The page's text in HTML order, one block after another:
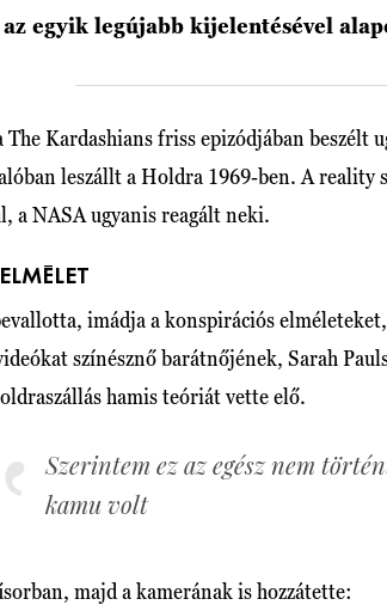
egyik legújabb kijelentésével
The Kardashians friss epizódjában beszélt
leszállt a Holdra 1969-ben. A reality
a NASA ugyanis reagált neki.
imádja a konspirációs
színésznő barátnőjének, Sarah
hamis teóriát vette elő.
Szerintem ez az egész nem
kamu volt
majd a kamerának is hozzátette: